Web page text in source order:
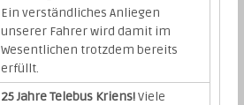
Ein verständliches Anliegen
unserer Fahrer wird damit im
Wesentlichen trotzdem bereits
erfüllt.
25 Jahre Telebus Kriens!Viele